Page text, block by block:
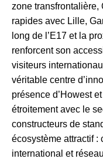
zone
rapides avec Lille,
long de l’E17 et la
renforcent son
visiteurs
véritable centre
présence d’Howest
étroitement avec le
constructeurs de
écosystème attractif :
international et